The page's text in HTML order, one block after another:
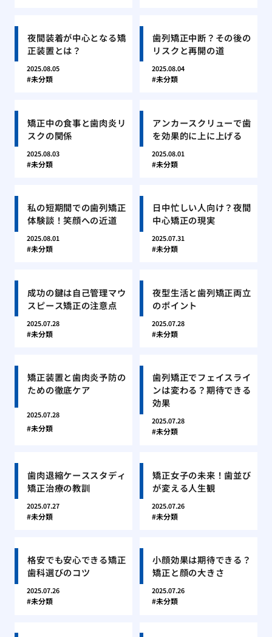
夜間装着が中心となる矯
正装置とは？
2025.08.05
未分類
歯列矯正中断？その後の
リスクと再開の道
2025.08.04
未分類
矯正中の食事と歯肉炎リ
スクの関係
2025.08.03
未分類
アンカースクリューで歯
を効果的に上に上げる
2025.08.01
未分類
私の短期間での歯列矯正
体験談！笑顔への近道
2025.08.01
未分類
日中忙しい人向け？夜間
中心矯正の現実
2025.07.31
未分類
成功の鍵は自己管理マウ
スピース矯正の注意点
2025.07.28
未分類
夜型生活と歯列矯正両立
のポイント
2025.07.28
未分類
矯正装置と歯肉炎予防の
ための徹底ケア
2025.07.28
未分類
歯列矯正でフェイスライ
ンは変わる？期待できる
効果
2025.07.28
未分類
歯肉退縮ケーススタディ
矯正治療の教訓
2025.07.27
未分類
矯正女子の未来！歯並び
が変える人生観
2025.07.26
未分類
格安でも安心できる矯正
歯科選びのコツ
2025.07.26
未分類
小顔効果は期待できる？
矯正と顔の大きさ
2025.07.26
未分類